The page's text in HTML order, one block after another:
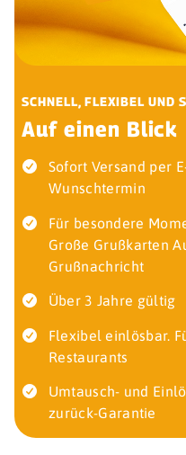
SCHNELL, FLEXIBEL UND
Auf einen Blick
Sofort Versand per
Wunschtermin
Für besondere
Große Grußkarten
Grußnachricht
Über 3 Jahre gültig
Flexibel einlösbar.
Restaurants
Umtausch- und
zurück-Garantie